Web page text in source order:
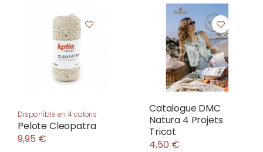
Disponible en 4 coloris
Pelote Cleopatra
9,95 €
Catalogue DMC
Natura 4 Projets
Tricot
4,50 €